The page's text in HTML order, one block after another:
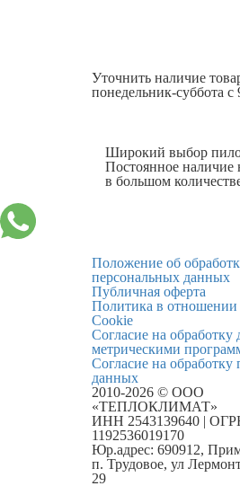
Уточнить наличие
понедельник-суббота с
Широкий выбор
Постоянное наличие
в большом
Положение об
персональных данных
Публичная оферта
Политика в отношении
Cookie
Согласие на обработку
метрическими
Согласие на обработку
данных
2010-2026 © ООО
«ТЕПЛОКЛИМАТ»
ИНН 2543139640 |
1192536019170
Юр.адрес: 690912,
п. Трудовое, ул
29